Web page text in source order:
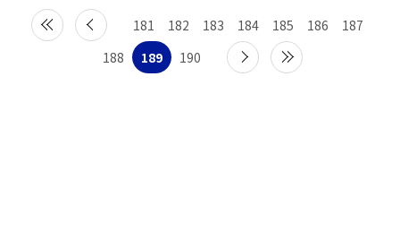
181 182 183 184 185 186
187
188
189 190